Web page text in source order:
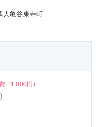
大亀谷東寺町
11,000円)